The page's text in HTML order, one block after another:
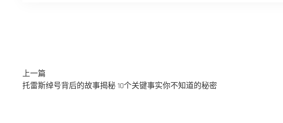
上一篇
托雷斯绰号背后的故事揭秘 10个关键事实你不知道的秘密